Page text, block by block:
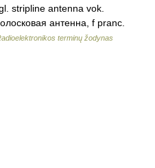
stripline antenna vok.
антенна, f pranc.
terminų žodynas